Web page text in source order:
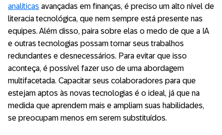
analíticas avançadas em finanças, é preciso um alto nível de
literacia tecnológica, que nem sempre está presente nas
equipes. Além disso, paira sobre elas o medo de que a IA
e outras tecnologias possam tornar seus trabalhos
redundantes e desnecessários. Para evitar que isso
aconteça, é possível fazer uso de uma abordagem
multifacetada. Capacitar seus colaboradores para que
estejam aptos às novas tecnologias é o ideal, já que na
medida que aprendem mais e ampliam suas habilidades,
se preocupam menos em serem substituídos.